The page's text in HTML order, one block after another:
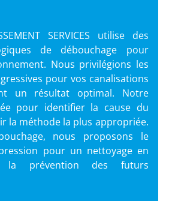
SERVICES utilise des
de débouchage pour
Nous privilégions les
pour vos canalisations
un résultat optimal. Notre
pour identifier la cause du
la méthode la plus appropriée.
nous proposons le
pour un nettoyage en
la prévention des futurs